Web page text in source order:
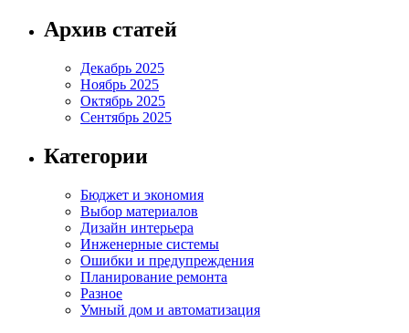
Архив статей
Декабрь 2025
Ноябрь 2025
Октябрь 2025
Сентябрь 2025
Категории
Бюджет и экономия
Выбор материалов
Дизайн интерьера
Инженерные системы
Ошибки и предупреждения
Планирование ремонта
Разное
Умный дом и автоматизация